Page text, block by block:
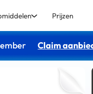
Prijzen
Claim